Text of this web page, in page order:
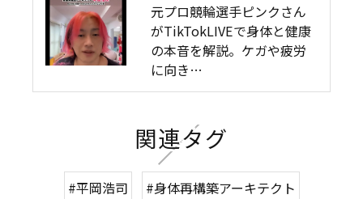
元プロ競輪選手ピンクさん
がTikTokLIVEで身体と健康
の本音を解説。ケガや疲労
に向き…
関連タグ
#平岡浩司
#身体再構築アーキテクト